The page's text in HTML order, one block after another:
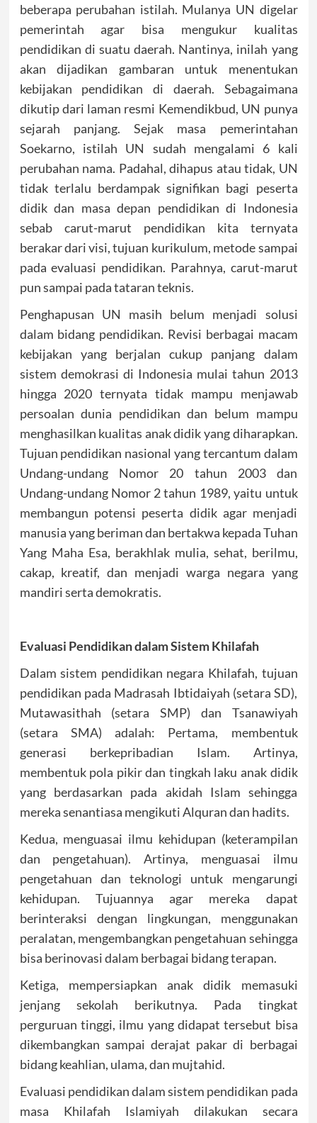
beberapa perubahan istilah. Mulanya UN digelar
pemerintah agar bisa mengukur kualitas
pendidikan di suatu daerah. Nantinya, inilah yang
akan dijadikan gambaran untuk menentukan
kebijakan pendidikan di daerah. Sebagaimana
dikutip dari laman resmi Kemendikbud, UN punya
sejarah panjang. Sejak masa pemerintahan
Soekarno, istilah UN sudah mengalami 6 kali
perubahan nama. Padahal, dihapus atau tidak, UN
tidak terlalu berdampak signifikan bagi peserta
didik dan masa depan pendidikan di Indonesia
sebab carut-marut pendidikan kita ternyata
berakar dari visi, tujuan kurikulum, metode sampai
pada evaluasi pendidikan. Parahnya, carut-marut
pun sampai pada tataran teknis.
Penghapusan UN masih belum menjadi solusi
dalam bidang pendidikan. Revisi berbagai macam
kebijakan yang berjalan cukup panjang dalam
sistem demokrasi di Indonesia mulai tahun 2013
hingga 2020 ternyata tidak mampu menjawab
persoalan dunia pendidikan dan belum mampu
menghasilkan kualitas anak didik yang diharapkan.
Tujuan pendidikan nasional yang tercantum dalam
Undang-undang Nomor 20 tahun 2003 dan
Undang-undang Nomor 2 tahun 1989, yaitu untuk
membangun potensi peserta didik agar menjadi
manusia yang beriman dan bertakwa kepada Tuhan
Yang Maha Esa, berakhlak mulia, sehat, berilmu,
cakap, kreatif, dan menjadi warga negara yang
mandiri serta demokratis.
Evaluasi Pendidikan dalam Sistem Khilafah
Dalam sistem pendidikan negara Khilafah, tujuan
pendidikan pada Madrasah Ibtidaiyah (setara SD),
Mutawasithah (setara SMP) dan Tsanawiyah
(setara SMA) adalah: Pertama, membentuk
generasi berkepribadian Islam. Artinya,
membentuk pola pikir dan tingkah laku anak didik
yang berdasarkan pada akidah Islam sehingga
mereka senantiasa mengikuti Alquran dan hadits.
Kedua, menguasai ilmu kehidupan (keterampilan
dan pengetahuan). Artinya, menguasai ilmu
pengetahuan dan teknologi untuk mengarungi
kehidupan. Tujuannya agar mereka dapat
berinteraksi dengan lingkungan, menggunakan
peralatan, mengembangkan pengetahuan sehingga
bisa berinovasi dalam berbagai bidang terapan.
Ketiga, mempersiapkan anak didik memasuki
jenjang sekolah berikutnya. Pada tingkat
perguruan tinggi, ilmu yang didapat tersebut bisa
dikembangkan sampai derajat pakar di berbagai
bidang keahlian, ulama, dan mujtahid.
Evaluasi pendidikan dalam sistem pendidikan pada
masa Khilafah Islamiyah dilakukan secara